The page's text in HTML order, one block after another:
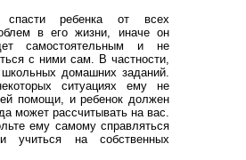
спасти ребенка от всех
в его жизни, иначе он
самостоятельным и не
с ними сам. В частности,
домашних заданий.
ситуациях ему не
помощи, и ребенок должен
может рассчитывать на вас.
ему самому справляться
учиться на собственных